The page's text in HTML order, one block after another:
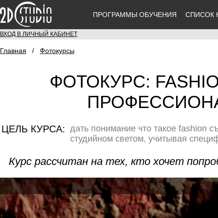
ПРОГРАММЫ ОБУЧЕНИЯ СПИСОК
ВХОД В ЛИЧНЫЙ КАБИНЕТ
Главная / Фотокурсы
ФОТОКУРС:
ЦЕЛЬ КУРСА: дать понимание что такое fashion
студийном светом, учитывая
Курс рассчитан на тех, кто хочет